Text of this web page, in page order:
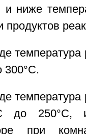
и ниже
продуктов
температура
300°С.
температура
до 250°С,
при